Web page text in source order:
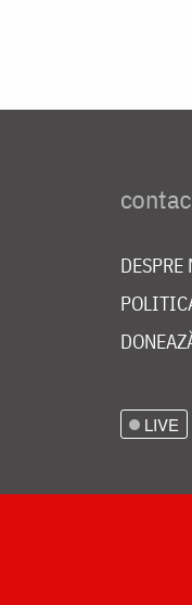
DESPRE
LIVE